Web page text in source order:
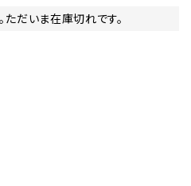
ただいま在庫切れです。